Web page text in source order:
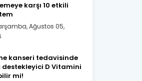
karşı 10 etkili
Ağustos 05,
kanseri tedavisinde
destekleyici D Vitamini
mi!